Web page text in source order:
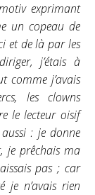
exprimant
un copeau de
et de là par les
j’étais à
comme j’avais
les clowns
le lecteur oisif
: je donne
je prêchais ma
pas ; car
je n’avais rien